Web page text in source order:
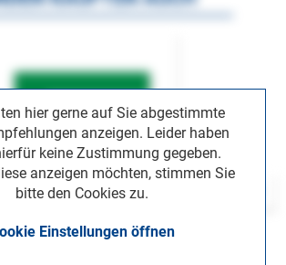
hier gerne auf Sie abgestimmte
anzeigen. Leider haben
keine Zustimmung gegeben.
anzeigen möchten, stimmen Sie
bitte den Cookies zu.
Einstellungen öffnen